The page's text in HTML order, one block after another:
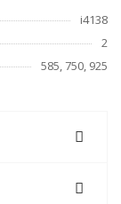
i4138
2
585, 750, 925